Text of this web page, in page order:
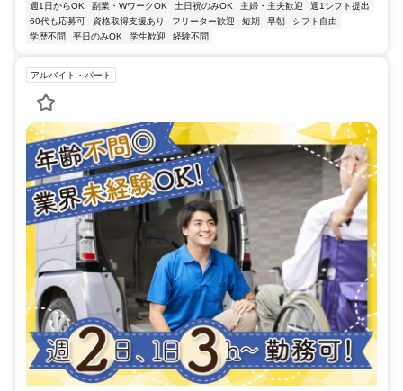
週1日からOK
副業・WワークOK 土日祝のみOK 主婦・主夫歓迎
週1シフト提出
60代も応募可
資格取得支援あり フリーター歓迎 短期 早朝
シフト自由
学歴不問
平日のみOK 学生歓迎 経験不問
アルバイト・パート